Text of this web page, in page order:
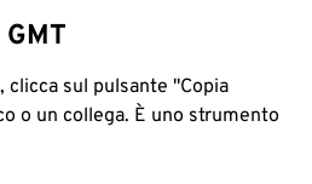
clicca sul pulsante "Copia
o un collega. È uno strumento